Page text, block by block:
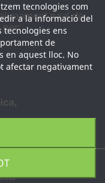
tecnologies com
a la informació del
ens
de
en aquest lloc. No
afectar negativament
rural de
per:
Distribucions, SL.